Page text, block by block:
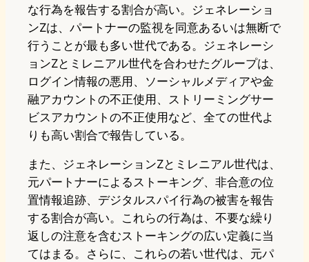
な行為を報告する割合が高い。ジェネレーショ
ンZは、パートナーの監視を同意あるいは無断で
行うことが最も多い世代である。ジェネレーシ
ョンZとミレニアル世代を合わせたグループは、
ログイン情報の悪用、ソーシャルメディアや金
融アカウントの不正使用、ストリーミングサー
ビスアカウントの不正使用など、全ての世代よ
りも高い割合で報告している。
また、ジェネレーションZとミレニアル世代は、
元パートナーによるストーキング、非合意の位
置情報追跡、デジタルスパイ行為の被害を報告
する割合が高い。これらの行為は、不要な繰り
返しの注意を含むストーキングの広い定義に当
てはまる。さらに、これらの若い世代は、元パ